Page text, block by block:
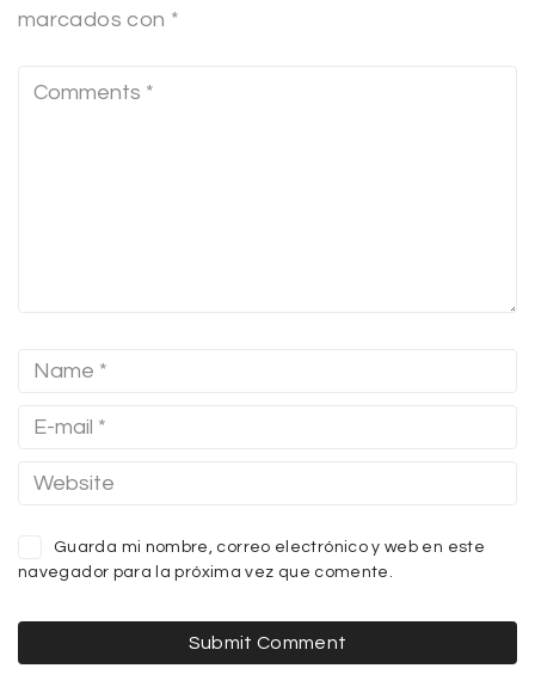
marcados con *
Guarda mi nombre, correo electrónico y web en este
navegador para la próxima vez que comente.